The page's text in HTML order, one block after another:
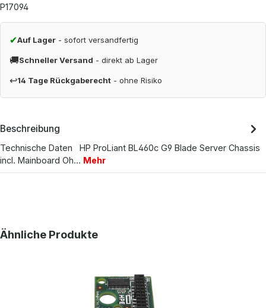
P17094
✔Auf Lager - sofort versandfertig
🚚Schneller Versand - direkt ab Lager
↩14 Tage Rückgaberecht - ohne Risiko
Beschreibung
Technische Daten HP ProLiant BL460c G9 Blade Server Chassis
incl. Mainboard Oh… Mehr
Produktgalerie überspringen
Ähnliche Produkte